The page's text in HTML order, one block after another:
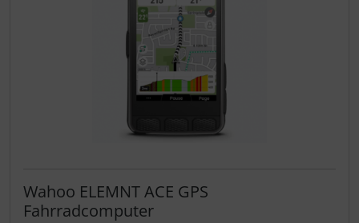
Wahoo ELEMNT ACE GPS
Fahrradcomputer